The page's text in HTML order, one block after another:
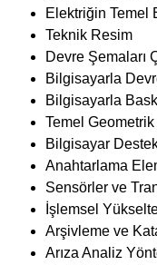
Elektriğin Temel
Teknik Resim
Devre Şemaları
Bilgisayarla
Bilgisayarla
Temel
Bilgisayar
Anahtarlama
Sensörler ve
İşlemsel
Arşivleme ve
Arıza Analiz